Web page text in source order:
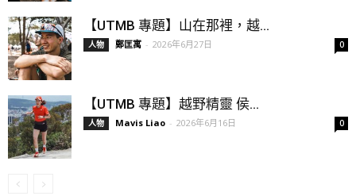
【UTMB 專題】山在那裡，越...
人物 鄭匡寓 - 2026年6月27日 0
【UTMB 專題】越野精靈 侯...
人物 Mavis Liao - 2026年6月16日 0